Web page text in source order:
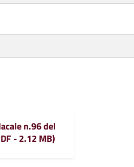
n.96 del
- 2.12 MB)